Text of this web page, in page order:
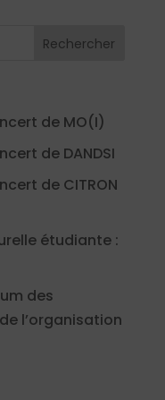
de MO(I)
de DANDSI
de CITRON
étudiante :
des
l’organisation